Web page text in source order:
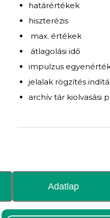
határértékek
hiszterézis
max. értékek
átlagolási idő
impulzus
jelalak rögzítés
archív tár kiolvasási
Adatlap